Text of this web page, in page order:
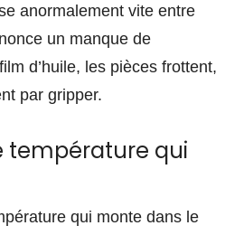
anormalement vite entre
un manque de
d’huile, les pièces frottent,
par gripper.
température qui
qui monte dans le